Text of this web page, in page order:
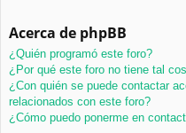
Acerca de phpBB
¿Quién programó este foro?
¿Por qué este foro no tiene tal
¿Con quién se puede contactar
relacionados con este foro?
¿Cómo puedo ponerme en